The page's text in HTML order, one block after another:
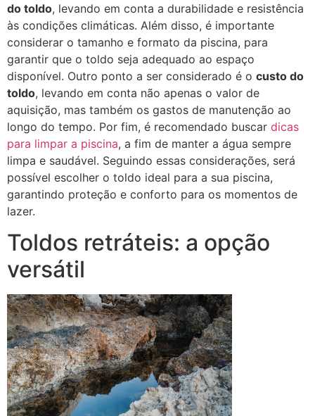
do toldo, levando em conta a durabilidade e resistência
às condições climáticas. Além disso, é importante
considerar o tamanho e formato da piscina, para
garantir que o toldo seja adequado ao espaço
disponível. Outro ponto a ser considerado é o custo do
toldo, levando em conta não apenas o valor de
aquisição, mas também os gastos de manutenção ao
longo do tempo. Por fim, é recomendado buscar dicas
para limpar a piscina, a fim de manter a água sempre
limpa e saudável. Seguindo essas considerações, será
possível escolher o toldo ideal para a sua piscina,
garantindo proteção e conforto para os momentos de
lazer.
Toldos retráteis: a opção
versátil